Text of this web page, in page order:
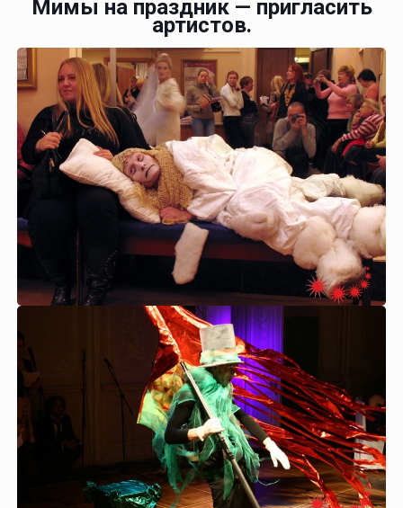
Мимы на праздник — пригласить
артистов.